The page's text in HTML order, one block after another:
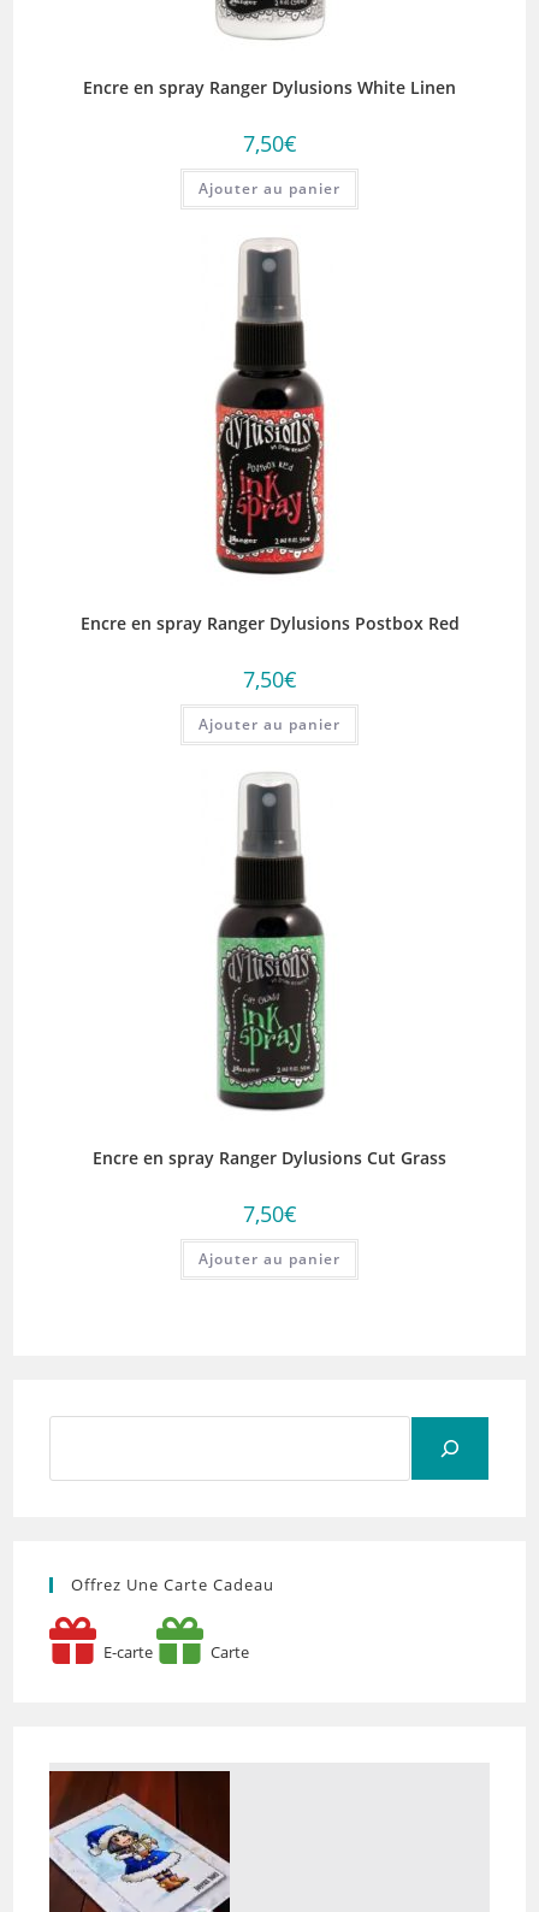
Encre en spray Ranger Dylusions White Linen
7,50€
Ajouter au panier
Encre en spray Ranger Dylusions Postbox Red
7,50€
Ajouter au panier
Encre en spray Ranger Dylusions Cut Grass
7,50€
Ajouter au panier
Offrez Une Carte Cadeau
E-carte Carte